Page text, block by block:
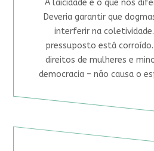
A laicidade é o que nos
Deveria garantir que
interferir na
pressuposto está
direitos de mulheres e
democracia – não causa o